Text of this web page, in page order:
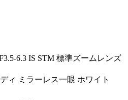
6.3 IS STM 標準ズームレンズ
ィ ミラーレス一眼 ホワイト